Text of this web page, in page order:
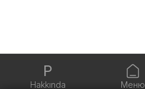
P
Hakkında Меню